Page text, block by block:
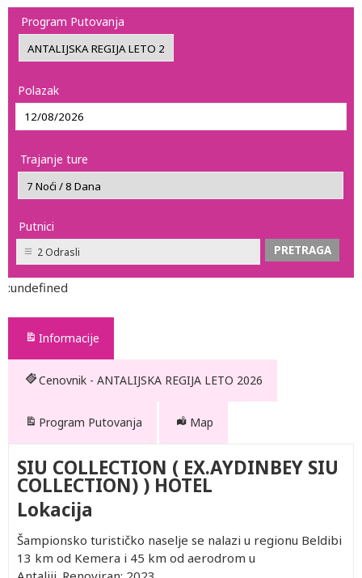
Program Putovanja
Polazak
Trajanje ture
Putnici
2 Odrasli
:undefined
Informacije
Cenovnik - ANTALIJSKA REGIJA LETO 2026
Program Putovanja Map
SIU COLLECTION ( EX.AYDINBEY SIU
COLLECTION) ) HOTEL
Lokacija
Šampionsko turističko naselje se nalazi u regionu Beldibi
13 km od Kemera i 45 km od aerodrom u